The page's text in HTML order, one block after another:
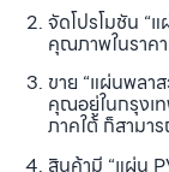
จัดโปรโมชัน “
คุณภาพในราค
ขาย “แผ่นพลา
คุณอยู่ในกรุงเ
ภาคใต้ ก็สามาร
สินค้ามี “แผ่น